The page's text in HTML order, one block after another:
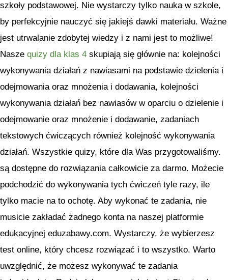
szkoły podstawowej. Nie wystarczy tylko nauka w szkole,
by perfekcyjnie nauczyć się jakiejś dawki materiału. Ważne
jest utrwalanie zdobytej wiedzy i z nami jest to możliwe!
Nasze quizy dla klas 4 skupiają się głównie na: kolejności
wykonywania działań z nawiasami na podstawie dzielenia i
odejmowania oraz mnożenia i dodawania, kolejności
wykonywania działań bez nawiasów w oparciu o dzielenie i
odejmowanie oraz mnożenie i dodawanie, zadaniach
tekstowych ćwiczących również kolejność wykonywania
działań. Wszystkie quizy, które dla Was przygotowaliśmy.
są dostępne do rozwiązania całkowicie za darmo. Możecie
podchodzić do wykonywania tych ćwiczeń tyle razy, ile
tylko macie na to ochotę. Aby wykonać te zadania, nie
musicie zakładać żadnego konta na naszej platformie
edukacyjnej eduzabawy.com. Wystarczy, że wybierzesz
test online, który chcesz rozwiązać i to wszystko. Warto
uwzględnić, że możesz wykonywać te zadania